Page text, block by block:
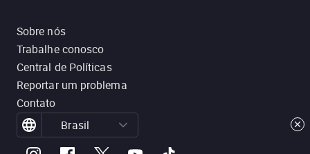
Sobre nós
Trabalhe conosco
Central de Políticas
Reportar um problema
Contato
Brasil